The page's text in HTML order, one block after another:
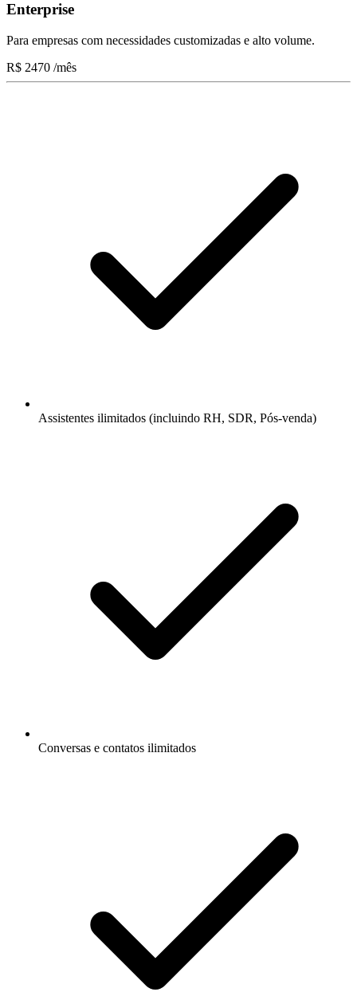
Enterprise
Para empresas com necessidades customizadas e alto volume.
R$ 2470 /mês
Assistentes ilimitados (incluindo RH, SDR, Pós-venda)
Conversas e contatos ilimitados